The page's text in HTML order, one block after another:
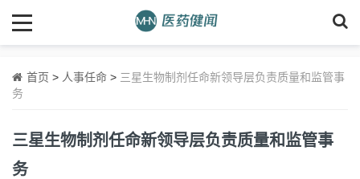
首页 > 人事任命 > 三星生物制剂任命新领导层负责质量和监管事
务
三星生物制剂任命新领导层负责质量和监管事
务